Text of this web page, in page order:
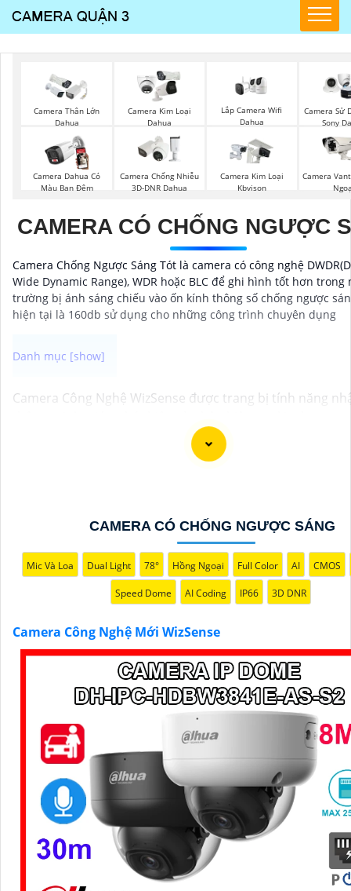
Camera Thân Lớn
Dahua
Camera Kim Loại
Dahua
Lắp Camera Wifi
Dahua
Camera Sử
Sony
Camera Dahua Có
Màu Ban Đêm
Camera Chống Nhiễu
3D-DNR Dahua
Camera Kim Loại
Kbvison
Camera
CAMERA CÓ CHỐNG NGƯỢC
Camera Chống Ngược Sáng Tót là camera có công nghệ
Wide Dynamic Range), WDR hoặc BLC để ghi hình tốt hơn trong
trường bị ánh sáng chiếu vào ốn kính thông số chống ngược
hiện tại là 160db sử dụng cho những công trình chuyên dụng
Camera Công Nghệ WizSense được trang bị tính năng
độ chính xác cao. Hệ thống có khả năng tự động phân
ảnh, giảm thiểu cảnh báo giả mạo. Ngoài ra, camera
CAMERA CÓ CHỐNG NGƯỢC SÁNG
Mic Và Loa Dual Light 78° Hồng Ngoại Full Color AI CMOS
Speed Dome AI Coding IP66 3D DNR
Camera Công Nghệ Mới WizSense